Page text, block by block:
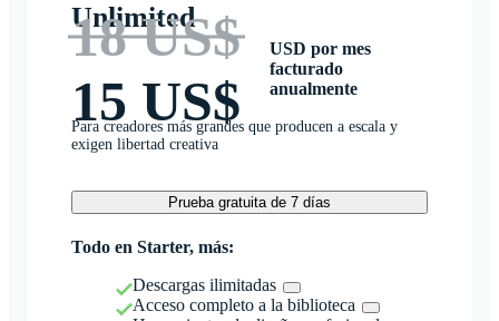
Unlimited
18 US$
15 US$
USD por mes
facturado
anualmente
Para creadores más grandes que producen a escala y
exigen libertad creativa
Prueba gratuita de 7 días
Todo en Starter, más:
Descargas ilimitadas
Acceso completo a la biblioteca